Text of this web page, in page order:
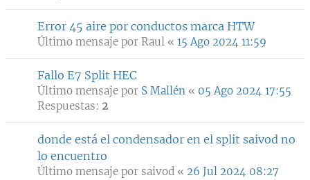
Error 45 aire por conductos marca HTW
Último mensaje por Raul « 15 Ago 2024 11:59
Fallo E7 Split HEC
Último mensaje por S Mallén « 05 Ago 2024 17:55
Respuestas: 2
donde está el condensador en el split saivod no
lo encuentro
Último mensaje por saivod « 26 Jul 2024 08:27